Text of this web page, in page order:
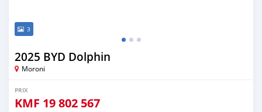
3
2025 BYD Dolphin
Moroni
PRIX
KMF 19 802 567